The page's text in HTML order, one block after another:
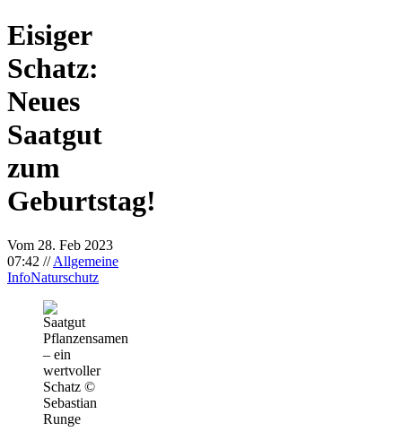
Eisiger
Schatz:
Neues
Saatgut
zum
Geburtstag!
Vom 28. Feb 2023
07:42 //Allgemeine
InfoNaturschutz
Pflanzensamen
– ein
wertvoller
Schatz ©
Sebastian
Runge